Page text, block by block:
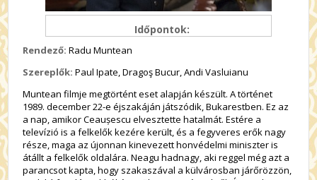
Időpontok:
Rendező: Radu Muntean
Szereplők: Paul Ipate, Dragoş Bucur, Andi Vasluianu
Muntean filmje megtörtént eset alapján készült. A történet
1989. december 22-e éjszakáján játszódik, Bukarestben. Ez az
a nap, amikor Ceaușescu elvesztette hatalmát. Estére a
televízió is a felkelők kezére került, és a fegyveres erők nagy
része, maga az újonnan kinevezett honvédelmi miniszter is
átállt a felkelők oldalára. Neagu hadnagy, aki reggel még azt a
parancsot kapta, hogy szakaszával a külvárosban járőrözzön,